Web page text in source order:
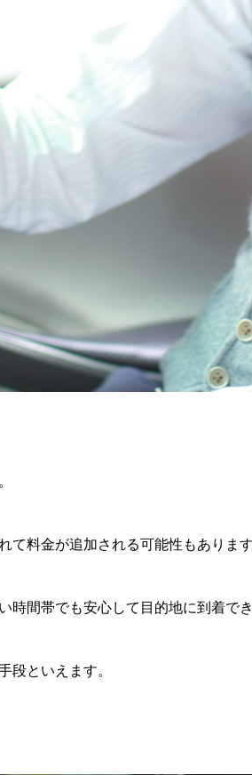
料金が追加される可能性もあります
間帯でも安心して目的地に到着で
段といえます。